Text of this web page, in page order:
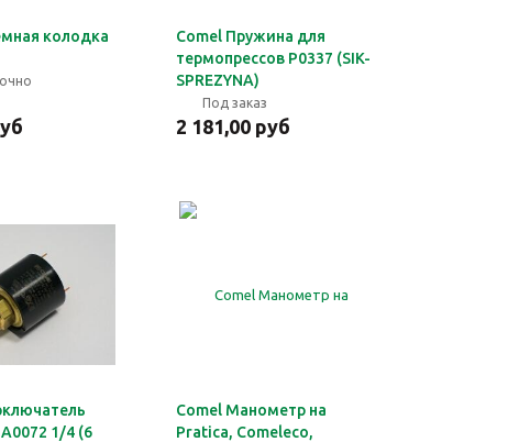
колодка
Comel Пружина для
термопрессов P0337 (SIK-
SPREZYNA)
Под заказ
2 181,00 руб
1/4 (6
Comel Манометр на
Pratica, Comeleco,